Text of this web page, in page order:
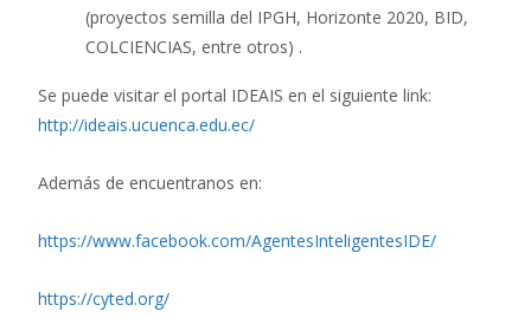
(proyectos semilla del IPGH, Horizonte 2020, BID,
COLCIENCIAS, entre otros) .
Se puede visitar el portal IDEAIS en el siguiente link:
http://ideais.ucuenca.edu.ec/
Además de encuentranos en:
https://www.facebook.com/AgentesInteligentesIDE/
https://cyted.org/